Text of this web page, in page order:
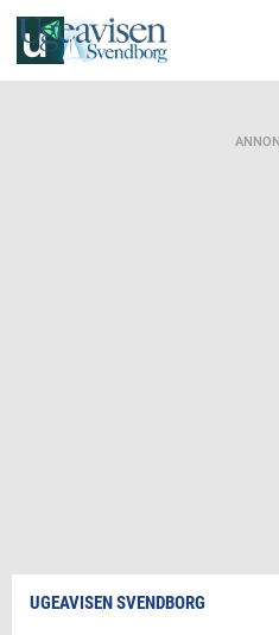
UGEAVISEN SVENDBORG